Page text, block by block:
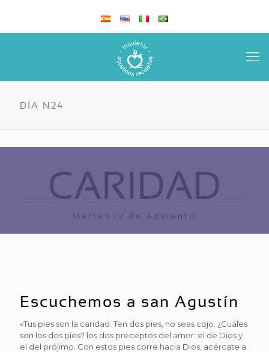
DÍA N24
CARIDAD
Martes IV de Adviento
Escuchemos a san Agustín
«Tus pies son la caridad. Ten dos pies, no seas cojo. ¿Cuáles
son los dos pies? los dos preceptos del amor: el de Dios y
el del prójimo. Con estos pies corre hacia Dios, acércate a